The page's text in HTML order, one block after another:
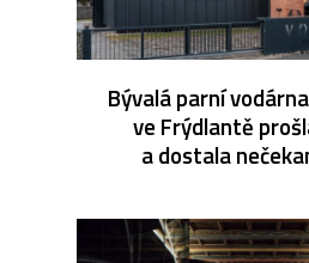
Bývalá parní
ve Frýdlantě
a dostala